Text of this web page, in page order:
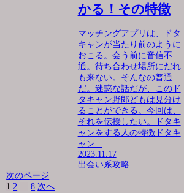
かる！その特徴
マッチングアプリは、ドタ
キャンが当たり前のように
おこる。会う前に音信不
通。待ち合わせ場所にだれ
も来ない。そんなの普通
だ。迷惑な話だが、このド
タキャン野郎どもは見分け
ることができる。今回は、
それを伝授したい。ドタキ
ャンをする人の特徴ドタキ
ャン...
2023.11.17
出会い系攻略
次のページ
1 2 … 8 次へ